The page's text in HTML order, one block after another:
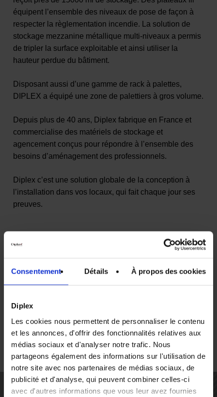
Consentement Détails À propos des cookies
Diplex
Les cookies nous permettent de personnaliser le contenu
et les annonces, d'offrir des fonctionnalités relatives aux
médias sociaux et d'analyser notre trafic. Nous
partageons également des informations sur l'utilisation de
notre site avec nos partenaires de médias sociaux, de
publicité et d'analyse, qui peuvent combiner celles-ci
avec d'autres informations que vous leur avez fournies
Votre panier est vide.
équipent l’ensemble des niveaux de pose de façon à
respecter la règlementation incendie. La solution de
stockage mezzanine métallique multi-niveaux a permis
de tripler la surface exploitable et ainsi utiliser la
hauteur perdue du bâtiment.
Disposant aussi d’une gamme de rack à palettes,
DIPLEX a équipé une zone de palettiers à gros volume.
Depuis plus de 40 ans, Diplex fabrique en France et
commercialise des matériels de stockage et
agencement conçus pour répondre à l’ensemble des
besoins d’aménagement des professionnels.
Diplex c’est une solution globale de la conception à
l’installation dans vos locaux, qui fait chaque jour ses
preuves.